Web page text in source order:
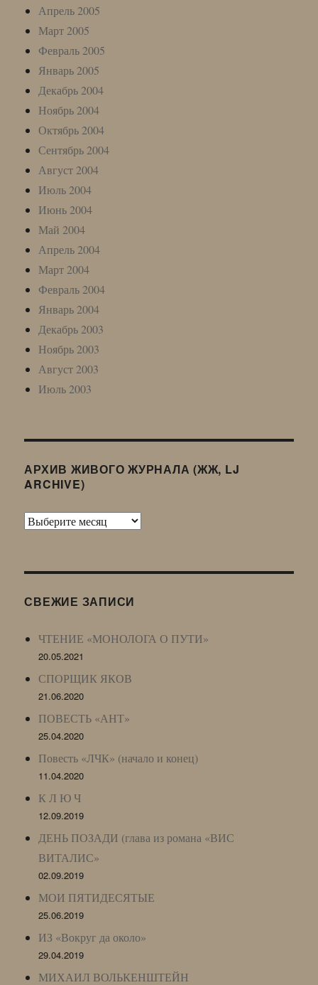
Апрель 2005
Март 2005
Февраль 2005
Январь 2005
Декабрь 2004
Ноябрь 2004
Октябрь 2004
Сентябрь 2004
Август 2004
Июль 2004
Июнь 2004
Май 2004
Апрель 2004
Март 2004
Февраль 2004
Январь 2004
Декабрь 2003
Ноябрь 2003
Август 2003
Июль 2003
АРХИВ ЖИВОГО ЖУРНАЛА (ЖЖ, LJ
ARCHIVE)
Архив
LJ
СВЕЖИЕ ЗАПИСИ
ЧТЕНИЕ «МОНОЛОГА О ПУТИ»
20.05.2021
СПОРЩИК ЯКОВ
21.06.2020
ПОВЕСТЬ «АНТ»
25.04.2020
Повесть «ЛЧК» (начало и конец)
11.04.2020
К Л Ю Ч
12.09.2019
ДЕНЬ ПОЗАДИ (глава из романа «ВИС
ВИТАЛИС»
02.09.2019
МОИ ПЯТИДЕСЯТЫЕ
25.06.2019
ИЗ «Вокруг да около»
29.04.2019
МИХАИЛ ВОЛЬКЕНШТЕЙН